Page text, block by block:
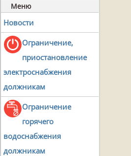
Меню
Новости
Ограничение,
приостановление
электроснабжения
должникам
Ограничение
горячего
водоснабжения
должникам